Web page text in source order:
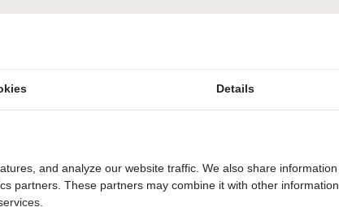
und Öffnungszeiten
Details
and analyze our website traffic. We also share information
partners. These partners may combine it with other information